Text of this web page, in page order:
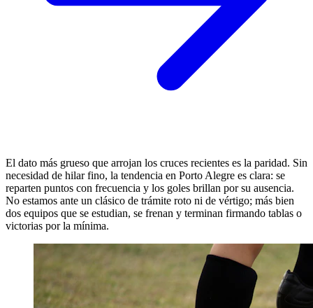
El dato más grueso que arrojan los cruces recientes es la paridad. Sin
necesidad de hilar fino, la tendencia en Porto Alegre es clara: se
reparten puntos con frecuencia y los goles brillan por su ausencia.
No estamos ante un clásico de trámite roto ni de vértigo; más bien
dos equipos que se estudian, se frenan y terminan firmando tablas o
victorias por la mínima.